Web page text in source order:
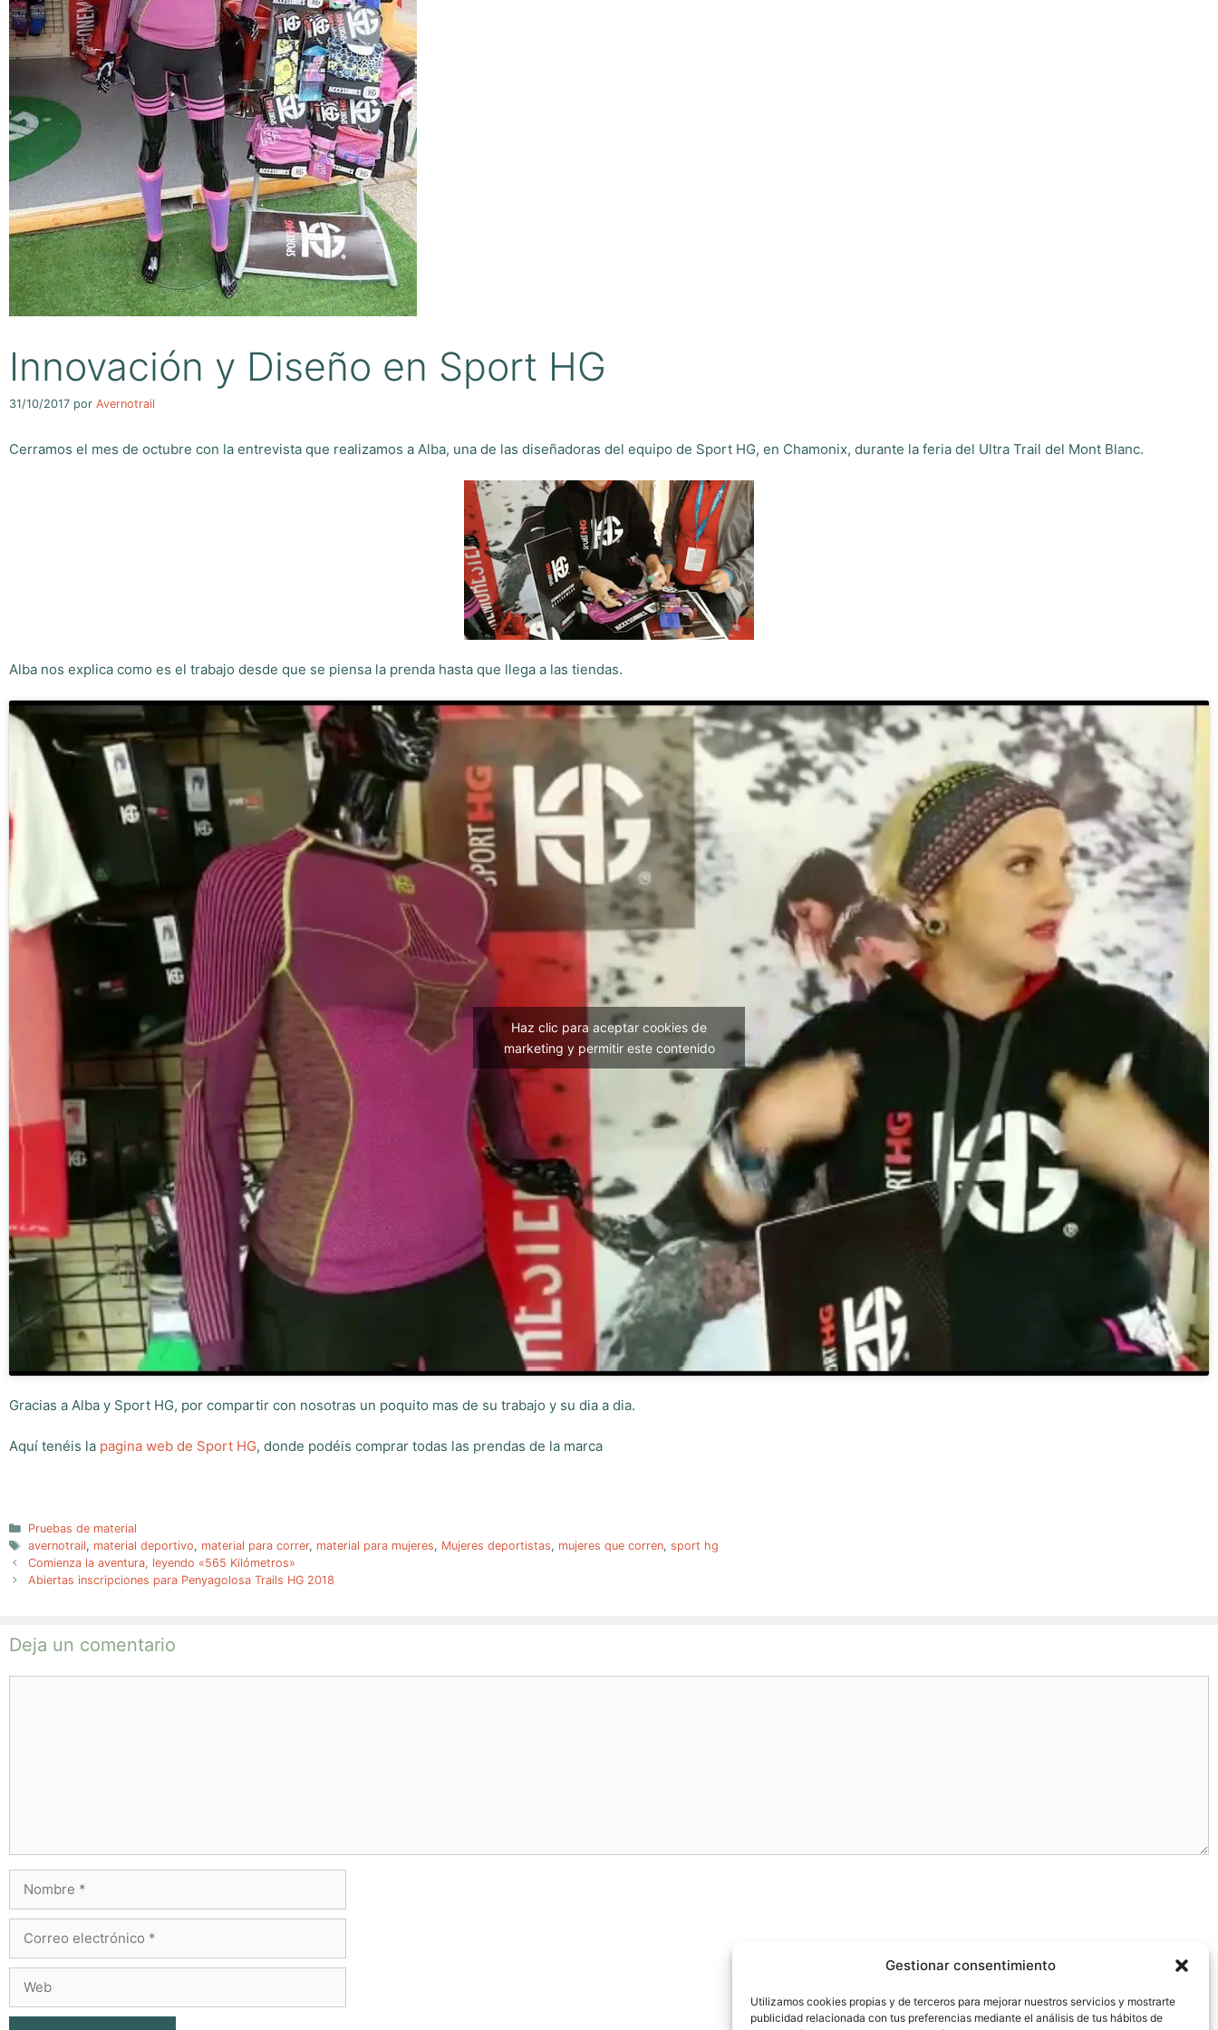
Gestionar consentimiento
Utilizamos cookies propias y de terceros para mejorar nuestros servicios y mostrarte
publicidad relacionada con tus preferencias mediante el análisis de tus hábitos de
Innovación y Diseño en Sport HG
31/10/2017 por Avernotrail
Cerramos el mes de octubre con la entrevista que realizamos a Alba, una de las diseñadoras del equipo de Sport HG, en Chamonix, durante la feria del Ultra Trail del Mont Blanc.
Alba nos explica como es el trabajo desde que se piensa la prenda hasta que llega a las tiendas.
Haz clic para aceptar cookies de
marketing y permitir este contenido
Gracias a Alba y Sport HG, por compartir con nosotras un poquito mas de su trabajo y su dia a dia.
Aquí tenéis la pagina web de Sport HG, donde podéis comprar todas las prendas de la marca
Categorías
Pruebas de material
Etiquetas
avernotrail, material deportivo, material para correr, material para mujeres, Mujeres deportistas, mujeres que corren, sport hg
Comienza la aventura, leyendo «565 Kilómetros»
Abiertas inscripciones para Penyagolosa Trails HG 2018
Deja un comentario
electrónico